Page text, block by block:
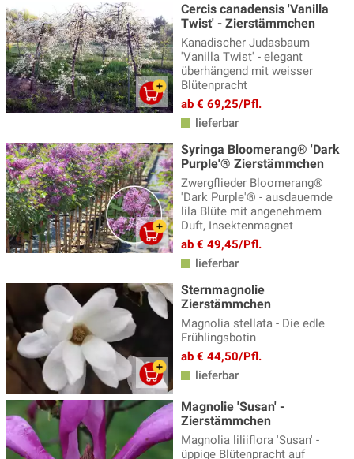
Cercis canadensis 'Vanilla
Twist' - Zierstämmchen
Kanadischer Judasbaum
'Vanilla Twist' - elegant
überhängend mit weisser
Blütenpracht
ab € 69,25/Pfl.
lieferbar
Syringa Bloomerang® 'Dark
Purple'® Zierstämmchen
Zwergflieder Bloomerang®
'Dark Purple'® - ausdauernde
lila Blüte mit angenehmem
Duft, Insektenmagnet
ab € 49,45/Pfl.
lieferbar
Sternmagnolie
Zierstämmchen
Magnolia stellata - Die edle
Frühlingsbotin
ab € 44,50/Pfl.
lieferbar
Magnolie 'Susan' -
Zierstämmchen
Magnolia liliiflora 'Susan' -
üppige Blütenpracht auf